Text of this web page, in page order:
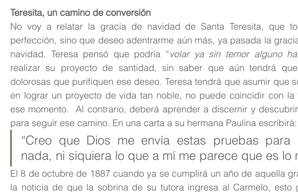
Teresita, un camino de conversión
No voy a relatar la gracia de navidad de Santa Teresita, que
perfección, sino que deseo adentrarme aún más, ya pasada la
navidad. Teresa pensó que podría “volar ya sin temor alguno
realizar su proyecto de santidad, sin saber que aún tendrá
dolorosas que purifiquen ese deseo. Teresa tendrá que asumir que
en lograr un proyecto de vida tan noble, no puede coincidir con la
ese momento.  Al contrario, deberá aprender a discernir y
para seguir ese camino. En una carta a su hermana Paulina escribirá:
“Creo que Dios me envía estas pruebas
nada, ni siquiera lo que a mí me parece que es lo
El 8 de octubre de 1887 cuando ya se cumplirá un año de aquella
la noticia de que la sobrina de su tutora ingresa al Carmelo, esto